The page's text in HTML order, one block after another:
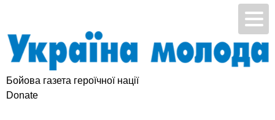
Бойова газета героїчної нації
Donate